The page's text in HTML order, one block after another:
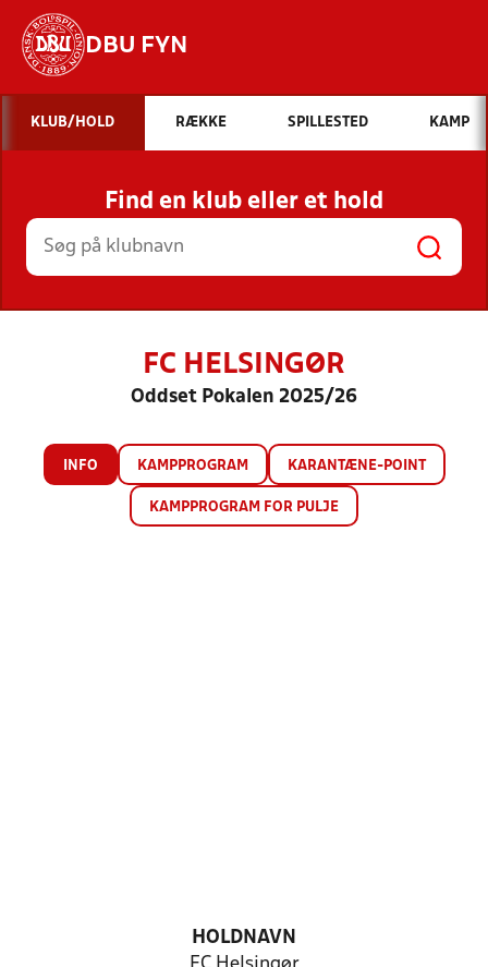
DBU FYN
Hvad vil du søge efter?
INDHOLD OG NYHEDER
STILLINGER, RESULTATER, KLUBBER OG
HOLD
KLUB/HOLD RÆKKE SPILLESTED KAMP
Find en klub eller et hold
FC HELSINGØR
Oddset Pokalen 2025/26
INFO KAMPPROGRAM KARANTÆNE-POINT
KAMPPROGRAM FOR PULJE
HOLDNAVN